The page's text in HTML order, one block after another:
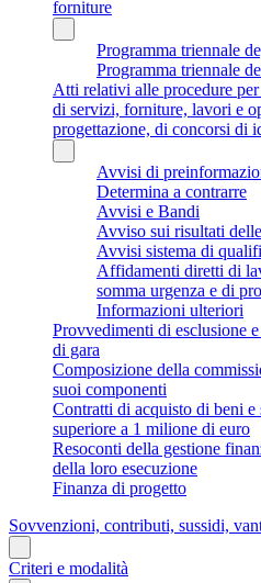
forniture
Programma triennale
Programma triennale
Atti relativi alle procedure
di servizi, forniture, lavori e
progettazione, di concorsi di
Avvisi di
Determina a contrarre
Avvisi e Bandi
Avviso sui risultati
Avvisi sistema di
Affidamenti diretti di
somma urgenza e di
Informazioni ulteriori
Provvedimenti di esclusione
di gara
Composizione della
suoi componenti
Contratti di acquisto di beni
superiore a 1 milione di euro
Resoconti della gestione
della loro esecuzione
Finanza di progetto
Sovvenzioni, contributi, sussidi,
Criteri e modalità